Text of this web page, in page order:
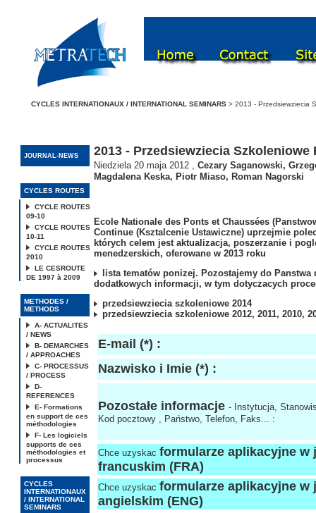
CYCLES INTERNATIONAUX / INTERNATIONAL SEMINARS > 2013 - Przedsiewziecia
JOURNAL-NEWS
CYCLES ROUTES
CYCLE ROUTES
09-10
CYCLE ROUTES
10-11
CYCLE ROUTES
2010
LE CESROUTE
DE 1997 à 2009
METHODES /
METHODS
A- ACTUALITES
/ NEWS
B- DEMARCHES
/ APPROACHES
C- PROCESSUS
/ PROCESS
D-
REFERENCES
E- Formations
en support de ces
méthodologies
F- Les logiciels
supports de ces
méthodologies et
processus
CYCLES
INTERNATIONAUX
/ INTERNATIONAL
SEMINARS
2013 - Przedsiewziecia Szkoleniowe
Niedziela 20 maja 2012 , Cezary Saganowski,
Magdalena Keska, Piotr Miaso, Roman Nagorski
Ecole Nationale des Ponts et Chaussées
Continue (Ksztalcenie Ustawiczne) uprzejmie
których celem jest aktualizacja, poszerzanie i
menedzerskich, oferowane w 2013 roku
lista tematów ponizej. Pozostajemy do
dodatkowych informacji, w tym dotyczacych
przedsiewziecia szkoleniowe 2014
przedsiewziecia szkoleniowe 2012, 2011, 2010,
E-mail (*) :
Nazwisko i Imie (*) :
Pozostałe informacje - Instytucja,
Kod pocztowy , Państwo, Telefon, Faks... :
Chce uzyskac formularze aplikacyjne w
francuskim (FRA)
Chce uzyskac formularze aplikacyjne w
angielskim (ENG)